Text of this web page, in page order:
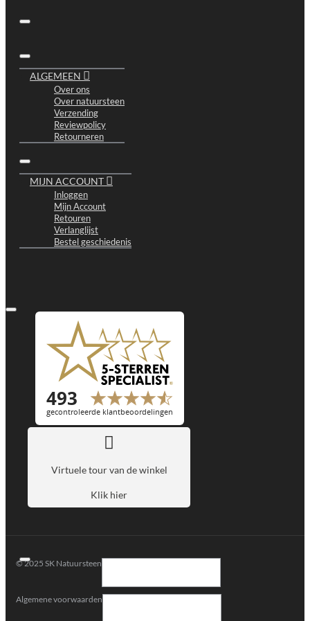
ALGEMEEN
Over ons
Over natuursteen
Verzending
Reviewpolicy
Retourneren
MIJN ACCOUNT
Inloggen
Mijn Account
Retouren
Verlanglijst
Bestel geschiedenis
Virtuele tour van de winkel
Klik hier
© 2025 SK Natuursteen
Algemene voorwaarden